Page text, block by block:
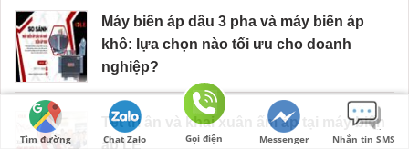
Máy biến áp dầu 3 pha và máy biến áp
khô: lựa chọn nào tối ưu cho doanh
nghiệp?
Tết tri ân và khai xuân ấm áp tại máy biến
áp LE
Tìm đường Chat Zalo Gọi điện Messenger Nhắn tin SMS